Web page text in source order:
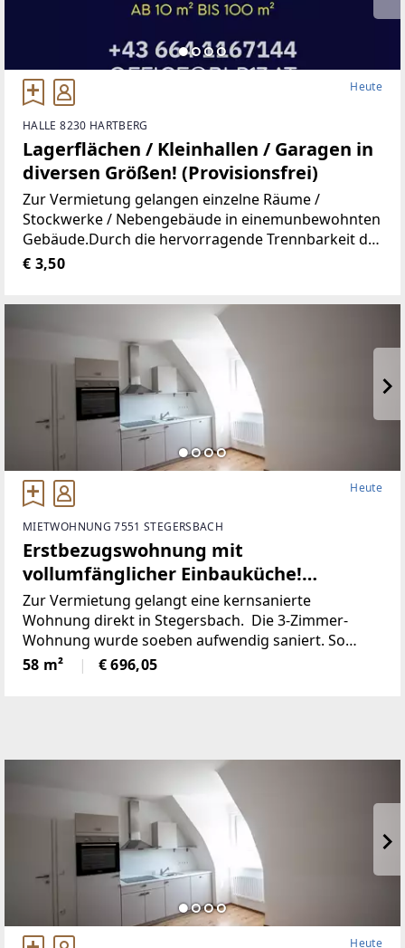
Heute
HALLE 8230 HARTBERG
Lagerflächen / Kleinhallen / Garagen in
diversen Größen! (Provisionsfrei)
Zur Vermietung gelangen einzelne Räume /
Stockwerke / Nebengebäude in einemunbewohnten
Gebäude.Durch die hervorragende Trennbarkeit der
Räumlichkeiten, stehen Ihnen Größen vonca. 10 m²
€ 3,50
Heute
MIETWOHNUNG 7551 STEGERSBACH
Erstbezugswohnung mit
vollumfänglicher Einbauküche!
(Provisionsfrei)
Zur Vermietung gelangt eine kernsanierte
Wohnung direkt in Stegersbach. Die 3-Zimmer-
Wohnung wurde soeben aufwendig saniert. So
wurde unter anderem dieElektronik gänzlich
erneuert und für einen niedrigen
58 m² € 696,05
Heute